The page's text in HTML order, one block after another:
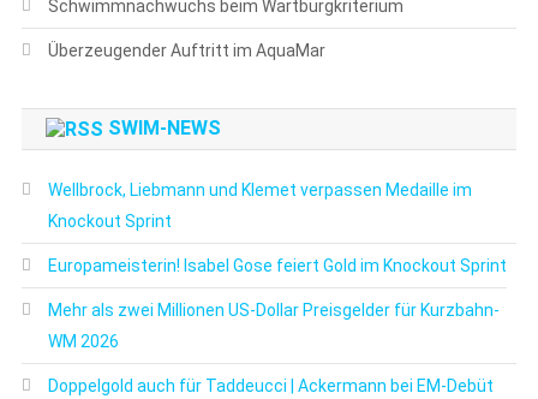
Schwimmnachwuchs beim Wartburgkriterium
Überzeugender Auftritt im AquaMar
SWIM-NEWS
Wellbrock, Liebmann und Klemet verpassen Medaille im
Knockout Sprint
Europameisterin! Isabel Gose feiert Gold im Knockout Sprint
Mehr als zwei Millionen US-Dollar Preisgelder für Kurzbahn-
WM 2026
Doppelgold auch für Taddeucci | Ackermann bei EM-Debüt